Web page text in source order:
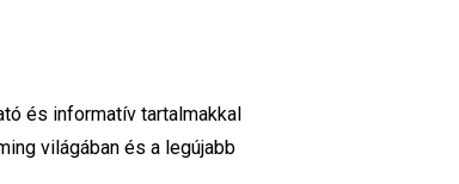
és informatív tartalmakkal
világában és a legújabb